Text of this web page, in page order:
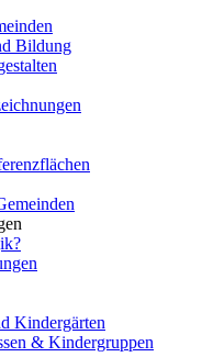
Bildung
Kindergärten
& Kindergruppen